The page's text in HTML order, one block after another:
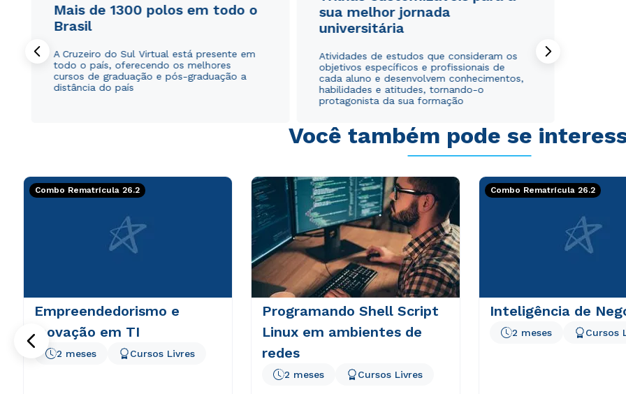
Mais de 1300 polos em todo o
Brasil
A Cruzeiro do Sul Virtual está presente em
todo o país, oferecendo os melhores
cursos de graduação e pós-graduação a
distância do país
sua melhor jornada
universitária
Atividades de estudos que consideram os
objetivos específicos e profissionais de
cada aluno e desenvolvem conhecimentos,
habilidades e atitudes, tornando-o
protagonista da sua formação
Você também pode se
Combo Rematrícula 26.2
Empreendedorismo e
Inovação em TI
2 meses Cursos Livres
Programando Shell Script
Linux em ambientes de
redes
2 meses Cursos Livres
Combo Rematrícula 26.2
Inteligência de
2 meses Cursos
Rápido e fácil
WhatsApp
ou
Estou de acordo com a Política de Privacidade.e
autorizo que meus dados sejam utilizados para o
envio de conteúdos da Cruzeiro do Sul.
Rápido e fácil
WhatsApp
ou
Estou de acordo com a Política de Privacidade.e
autorizo que meus dados sejam utilizados para o
envio de conteúdos da Cruzeiro do Sul.